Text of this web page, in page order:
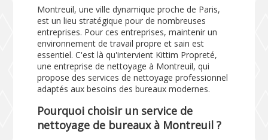
Montreuil, une ville dynamique proche de Paris,
est un lieu stratégique pour de nombreuses
entreprises. Pour ces entreprises, maintenir un
environnement de travail propre et sain est
essentiel. C'est là qu'intervient Kittim Propreté,
une entreprise de nettoyage à Montreuil, qui
propose des services de nettoyage professionnel
adaptés aux besoins des bureaux modernes.
Pourquoi choisir un service de
nettoyage de bureaux à Montreuil ?